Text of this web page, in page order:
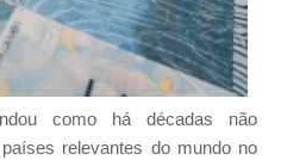
como há décadas não
relevantes do mundo no